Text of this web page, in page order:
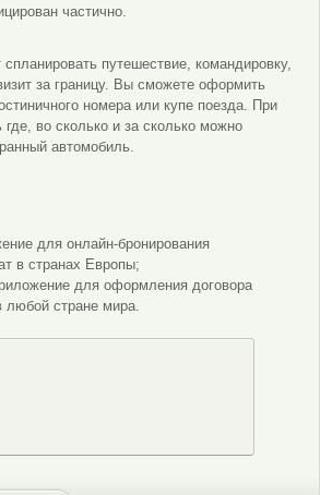
частично.
путешествие, командировку,
за границу. Вы сможете оформить
номера или купе поезда. При
во сколько и за сколько можно
автомобиль.
для онлайн-бронирования
в странах Европы;
для оформления договора
стране мира.